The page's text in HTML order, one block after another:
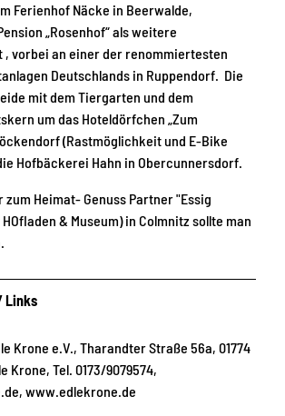
Ferienhof Näcke in Beerwalde,
„Rosenhof“ als weitere
, vorbei an einer der renommiertesten
Deutschlands in Ruppendorf. Die
mit dem Tiergarten und dem
um das Hoteldörfchen „Zum
(Rastmöglichkeit und E-Bike
Hofbäckerei Hahn in Obercunnersdorf.
zum Heimat- Genuss Partner "Essig
& Museum) in Colmnitz sollte man
Links
Krone e.V., Tharandter Straße 56a, 01774
Krone, Tel. 0173/9079574,
www.edlekrone.de